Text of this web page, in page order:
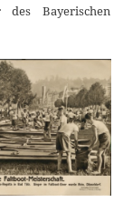
des Bayerischen